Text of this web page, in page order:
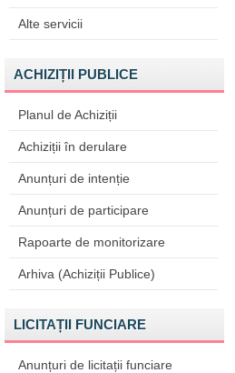
Alte servicii
ACHIZIȚII PUBLICE
Planul de Achiziții
Achiziții în derulare
Anunțuri de intenție
Anunțuri de participare
Rapoarte de monitorizare
Arhiva (Achiziții Publice)
LICITAȚII FUNCIARE
Anunțuri de licitații funciare